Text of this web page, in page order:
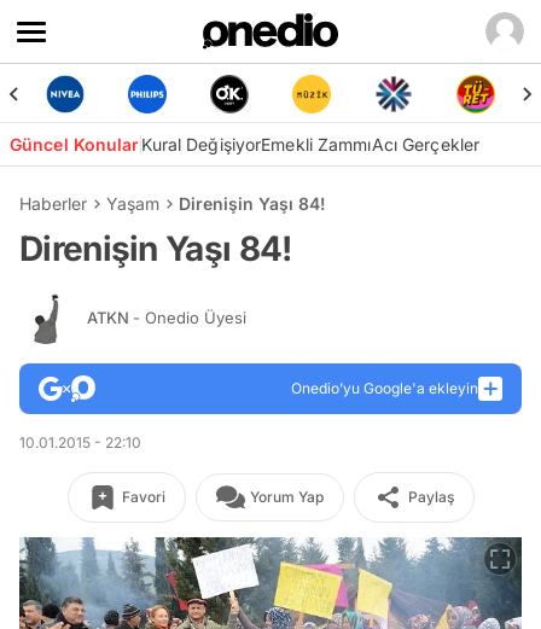
Güncel KonularKural DeğişiyorEmekli ZammıAcı Gerçekler
Haberler Yaşam Direnişin Yaşı 84!
Direnişin Yaşı 84!
ATKN - Onedio Üyesi
Onedio’yu Google'a ekleyin
10.01.2015 - 22:10
Favori Yorum Yap Paylaş